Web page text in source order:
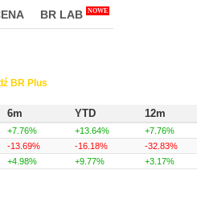
BR LAB NOWE
BR Plus
6m YTD 12m
+7.76% +13.64% +7.76%
-13.69% -16.18% -32.83%
+4.98% +9.77% +3.17%